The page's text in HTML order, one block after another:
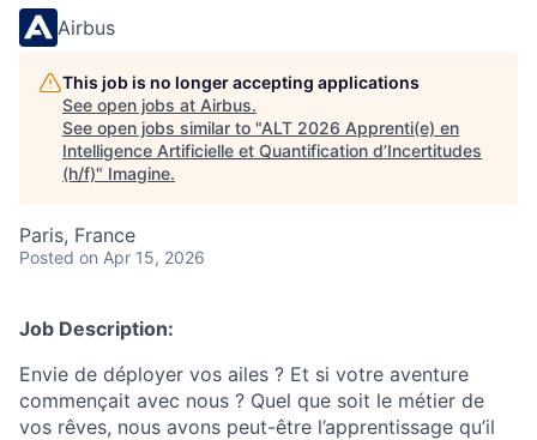
Airbus
This job is no longer accepting applications
See open jobs at Airbus.
See open jobs similar to "ALT 2026 Apprenti(e) en
Intelligence Artificielle et Quantification d’Incertitudes
(h/f)" Imagine.
Paris, France
Posted on Apr 15, 2026
Job Description:
Envie de déployer vos ailes ? Et si votre aventure
commençait avec nous ? Quel que soit le métier de
vos rêves, nous avons peut-être l’apprentissage qu’il